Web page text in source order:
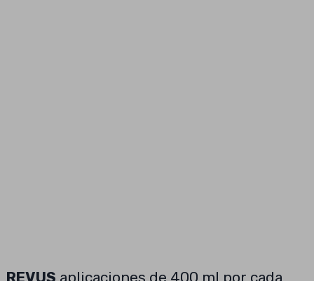
REVUS aplicaciones de 400 ml por cada